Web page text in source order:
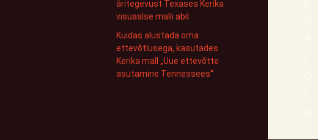
äritegevust Texases Kerika
visuaalse malli abil
Kuidas alustada oma
ettevõtlusega, kasutades
Kerika mall „Uue ettevõtte
asutamine Tennessees“
e
e
i
o
l
e